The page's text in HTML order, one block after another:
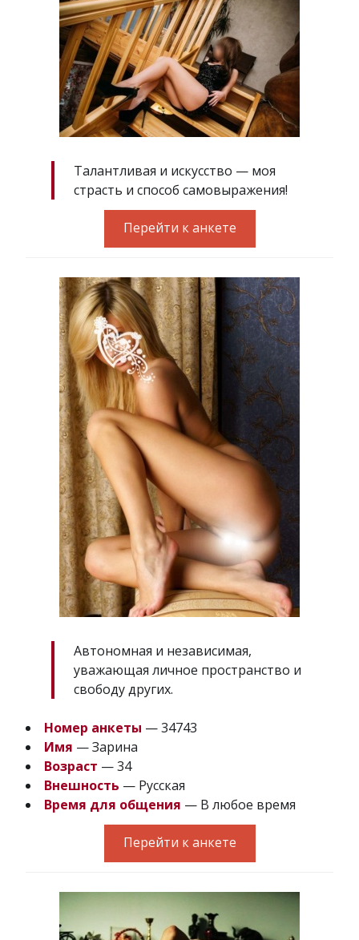
Талантливая и искусство — моя
страсть и способ самовыражения!
Перейти к анкете
Автономная и независимая,
уважающая личное пространство и
свободу других.
Номер анкеты — 34743
Имя — Зарина
Возраст — 34
Внешность — Русская
Время для общения — В любое время
Перейти к анкете